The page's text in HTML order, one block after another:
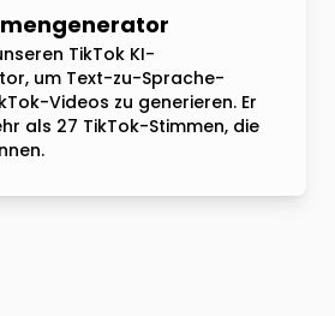
TikTok KI-
um Text-zu-Sprache-
Videos zu generieren. Er
als 27 TikTok-Stimmen, die